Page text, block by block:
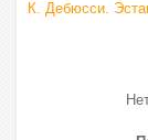
К. Дебюсси.